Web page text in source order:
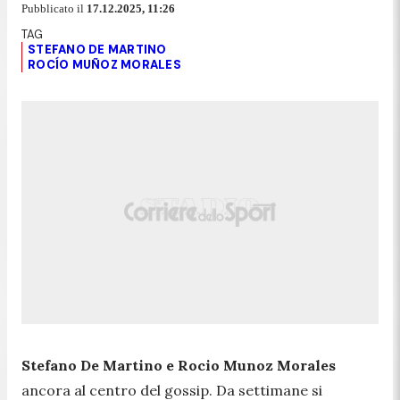
Pubblicato il 17.12.2025, 11:26
STEFANO DE MARTINO
ROCÍO MUÑOZ MORALES
Stefano De Martino e Rocio Munoz Morales
ancora al centro del gossip. Da settimane si